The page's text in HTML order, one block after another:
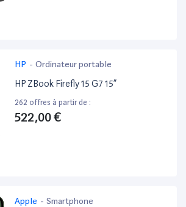
HP - Ordinateur portable
HP ZBook Firefly 15 G7 15”
262 offres à partir de :
522,00 €
Apple - Smartphone